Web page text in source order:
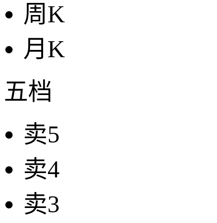
周K
月K
五档
卖5
卖4
卖3